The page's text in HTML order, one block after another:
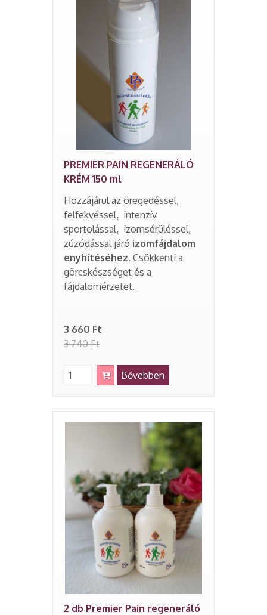
PREMIER PAIN REGENERÁLÓ
KRÉM 150 ml
Hozzájárul az öregedéssel,
felfekvéssel, intenzív
sportolással, izomsérüléssel,
zúzódással járó izomfájdalom
enyhítéséhez. Csökkenti a
görcskészséget és a
fájdalomérzetet.
3 660 Ft
3 740 Ft
Bővebben
2 db Premier Pain regeneráló